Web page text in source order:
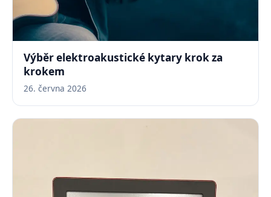
Výběr elektroakustické kytary krok za
krokem
26. června 2026